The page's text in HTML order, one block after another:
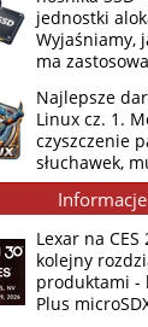
jednostki
Wyjaśniamy,
ma
Najlepsze
Linux cz. 1.
czyszczenie
słuchawek,
Lexar na
kolejny
produktami -
Plus